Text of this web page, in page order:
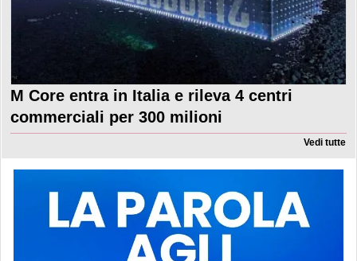
M Core entra in Italia e rileva 4 centri
commerciali per 300 milioni
Vedi tutte